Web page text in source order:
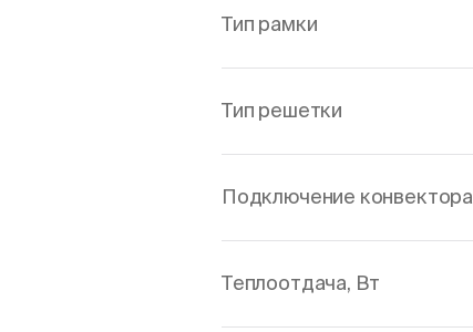
Тип рамки
Тип решетки
Подключение конвектора
Теплоотдача, Вт